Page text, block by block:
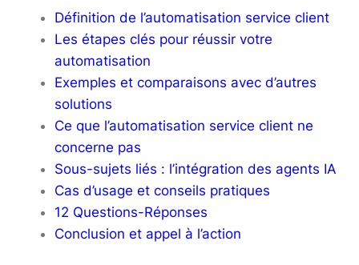
Définition de l’automatisation service client
Les étapes clés pour réussir votre
automatisation
Exemples et comparaisons avec d’autres
solutions
Ce que l’automatisation service client ne
concerne pas
Sous-sujets liés : l’intégration des agents IA
Cas d’usage et conseils pratiques
12 Questions-Réponses
Conclusion et appel à l’action